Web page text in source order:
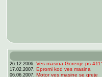
26.12.2006. Ves masina Gorenje ps
17.02.2007. Epromi kod ves masina
06.06.2007. Motor ves masine se greje